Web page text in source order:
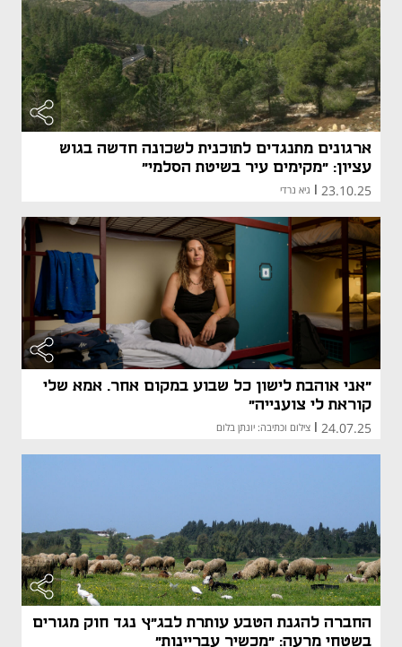
ארגונים מתנגדים לתוכנית לשכונה חדשה בגוש
עציון: "מקימים עיר בשיטת הסלמי"
23.10.25
| גיא נרדי
"אני אוהבת לישון כל שבוע במקום אחר. אמא שלי
קוראת לי צוענייה"
24.07.25
| צילום וכתיבה: יונתן בלום
החברה להגנת הטבע עותרת לבג"ץ נגד חוק מגורים
בשטחי מרעה: "מכשיר עבריינות"